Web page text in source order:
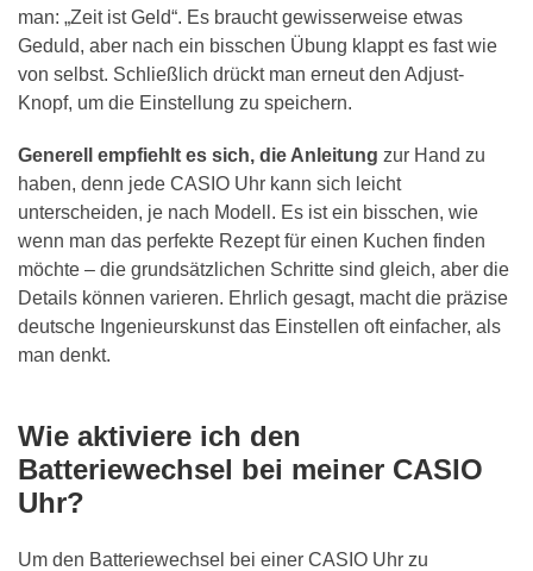
man: „Zeit ist Geld“. Es braucht gewisserweise etwas
Geduld, aber nach ein bisschen Übung klappt es fast wie
von selbst. Schließlich drückt man erneut den Adjust-
Knopf, um die Einstellung zu speichern.
Generell empfiehlt es sich, die Anleitung zur Hand zu
haben, denn jede CASIO Uhr kann sich leicht
unterscheiden, je nach Modell. Es ist ein bisschen, wie
wenn man das perfekte Rezept für einen Kuchen finden
möchte – die grundsätzlichen Schritte sind gleich, aber die
Details können varieren. Ehrlich gesagt, macht die präzise
deutsche Ingenieurskunst das Einstellen oft einfacher, als
man denkt.
Wie aktiviere ich den
Batteriewechsel bei meiner CASIO
Uhr?
Um den Batteriewechsel bei einer CASIO Uhr zu